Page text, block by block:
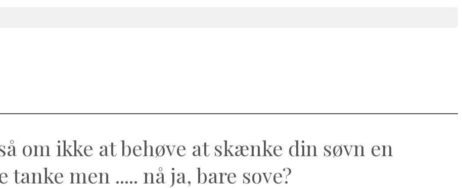
om ikke at behøve at skænke din søvn en
tanke men ..... nå ja, bare sove?